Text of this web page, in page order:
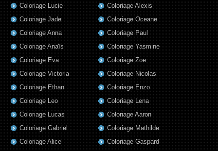
Coloriage Lucie
Coloriage Jade
Coloriage Anna
Coloriage Anaïs
Coloriage Eva
Coloriage Victoria
Coloriage Ethan
Coloriage Leo
Coloriage Lucas
Coloriage Gabriel
Coloriage Alice
Coloriage Alexis
Coloriage Oceane
Coloriage Paul
Coloriage Yasmine
Coloriage Zoe
Coloriage Nicolas
Coloriage Enzo
Coloriage Lena
Coloriage Aaron
Coloriage Mathilde
Coloriage Gaspard